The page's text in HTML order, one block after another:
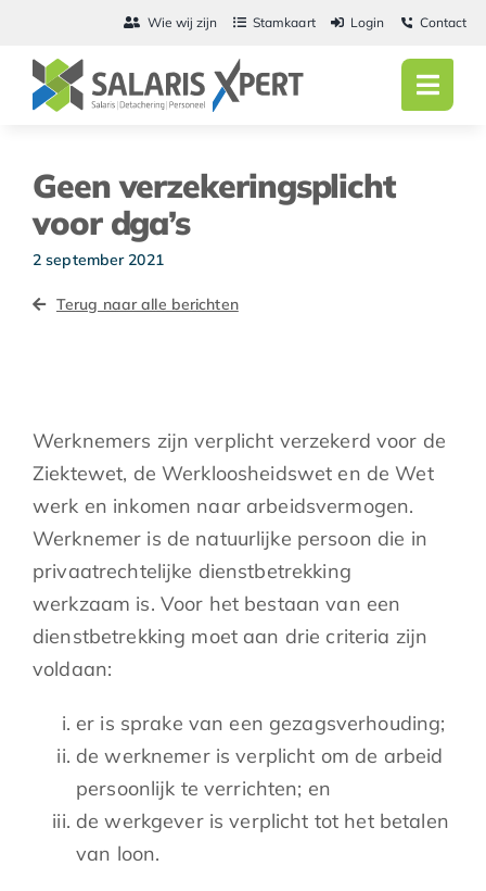
inhoud
Wie wij zijn Stamkaart Login Contact
Actueel
Geen verzekeringsplicht
voor dga’s
2 september 2021
Terug naar alle berichten
Werknemers zijn verplicht verzekerd voor de
Ziektewet, de Werkloosheidswet en de Wet
werk en inkomen naar arbeidsvermogen.
Werknemer is de natuurlijke persoon die in
privaatrechtelijke dienstbetrekking
werkzaam is. Voor het bestaan van een
dienstbetrekking moet aan drie criteria zijn
voldaan:
er is sprake van een gezagsverhouding;
de werknemer is verplicht om de arbeid
persoonlijk te verrichten; en
de werkgever is verplicht tot het betalen
van loon.